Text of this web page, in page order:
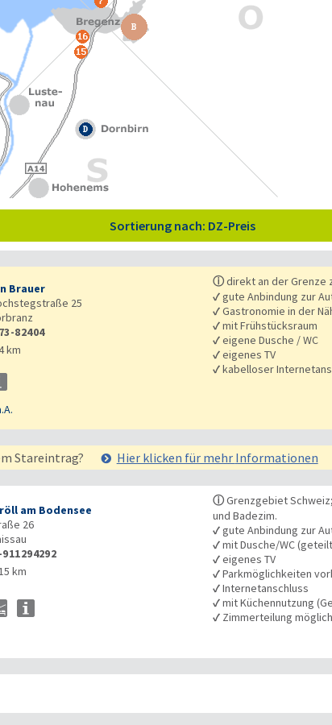
Sortierung nach: DZ-Preis
Brauer
25
82404
km
ⓘdirekt an der Grenze
✓gute Anbindung zur
✓Gastronomie in der
✓mit Frühstücksraum
✓eigene Dusche / WC
✓eigenes TV
✓kabelloser
Stareintrag? Hier klicken für mehr Informationen
am Bodensee
26
km
ⓘGrenzgebiet Schweiz;
und Badezim.
✓gute Anbindung zur
✓mit Dusche/WC
✓eigenes TV
✓Parkmöglichkeiten
✓Internetanschluss
✓mit Küchennutzung
✓ Zimmerteilung